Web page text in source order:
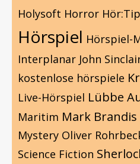
Holysoft Horror
Hörspiel Hörspiel-
Interplanar John
kostenlose hörspiele
Live-Hörspiel Lübbe
Maritim Mark Brandis
Mystery Oliver
Science Fiction